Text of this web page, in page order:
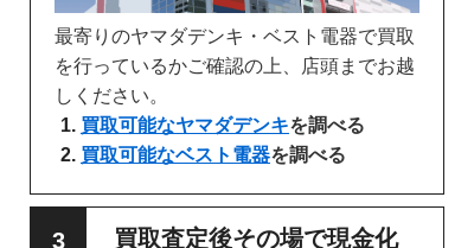
最寄りのヤマダデンキ・ベスト電器で買取
を行っているかご確認の上、店頭までお越
しください。
買取可能なヤマダデンキを調べる
買取可能なベスト電器を調べる
買取査定後その場で現金化